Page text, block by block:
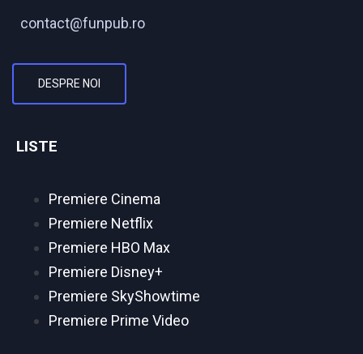
contact@funpub.ro
DESPRE NOI
LISTE
Premiere Cinema
Premiere Netflix
Premiere HBO Max
Premiere Disney+
Premiere SkyShowtime
Premiere Prime Video